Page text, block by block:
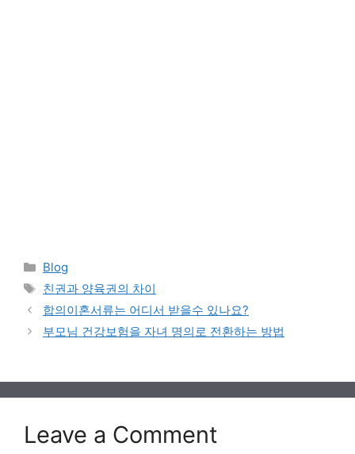
Categories
Blog
Tags
친권과 양육권의 차이
합의이혼서류는 어디서 받을수 있나요?
부모님 건강보험을 자녀 명의로 전환하는 방법
Leave a Comment